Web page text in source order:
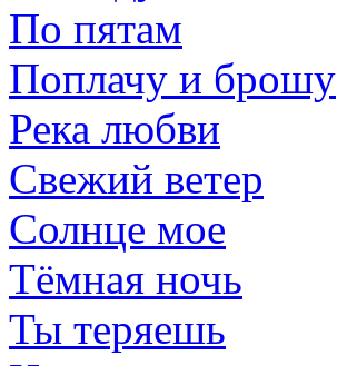
По пятам
Поплачу и брошу
Река любви
Свежий ветер
Солнце мое
Тёмная ночь
Ты теряешь